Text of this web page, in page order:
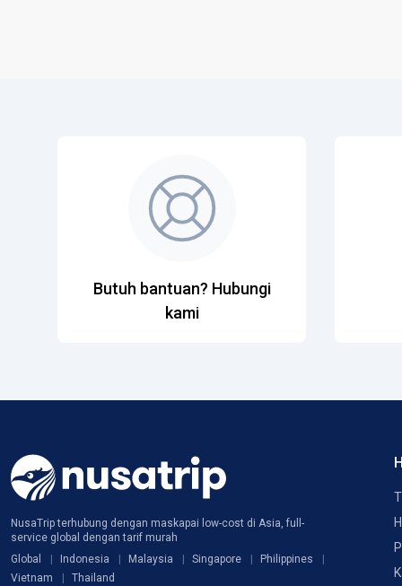
Butuh bantuan? Hubungi
kami
NusaTrip terhubung dengan maskapai low-cost di Asia, full-
service global dengan tarif murah
Global
Indonesia Malaysia Singapore
Philippines
Vietnam
Thailand